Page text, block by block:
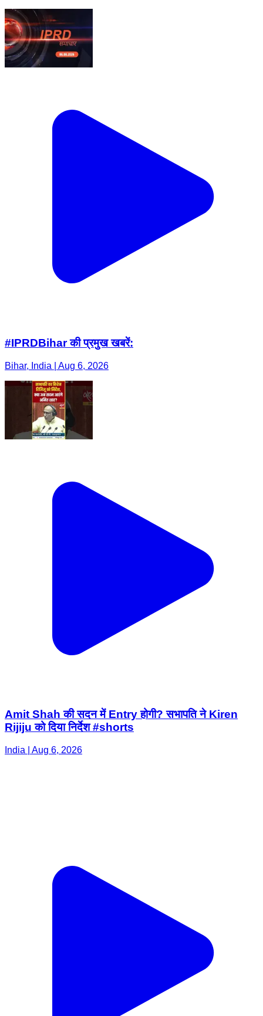
#IPRDBihar की प्रमुख खबरें:
Bihar, India | Aug 6, 2026
Amit Shah की सदन में Entry होगी? सभापति ने Kiren
Rijiju को दिया निर्देश #shorts
India | Aug 6, 2026